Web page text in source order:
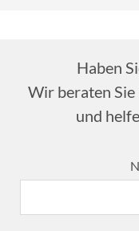
Haben
Wir beraten
und